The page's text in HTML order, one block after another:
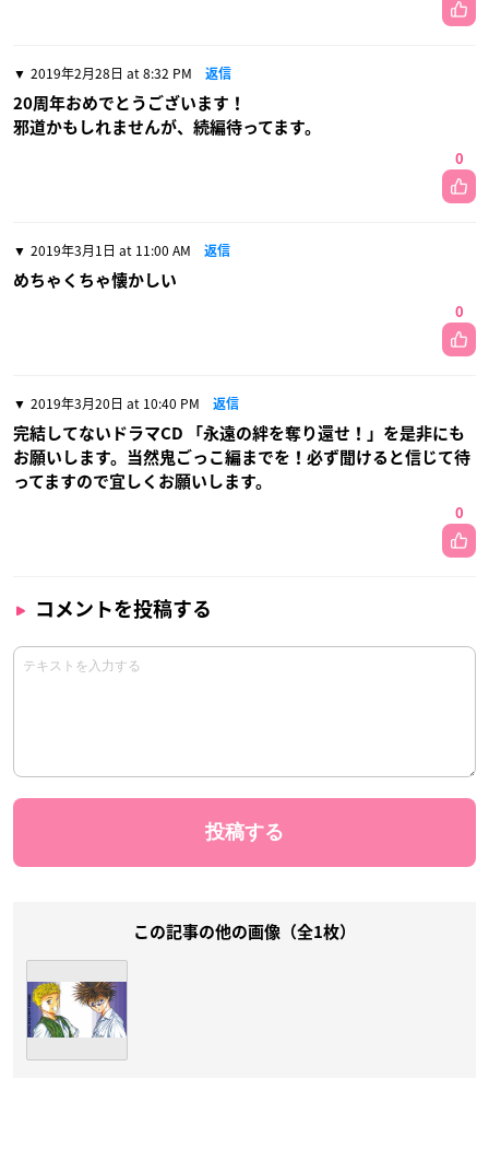
2019年2月28日 at 8:32 PM 返信
20周年おめでとうございます！
邪道かもしれませんが、続編待ってます。
0
2019年3月1日 at 11:00 AM 返信
めちゃくちゃ懐かしい
0
2019年3月20日 at 10:40 PM 返信
完結してないドラマCD 「永遠の絆を奪り還せ！」を是非にも
お願いします。当然鬼ごっこ編までを！必ず聞けると信じて待
ってますので宜しくお願いします。
0
コメントを投稿する
この記事の他の画像（全1枚）